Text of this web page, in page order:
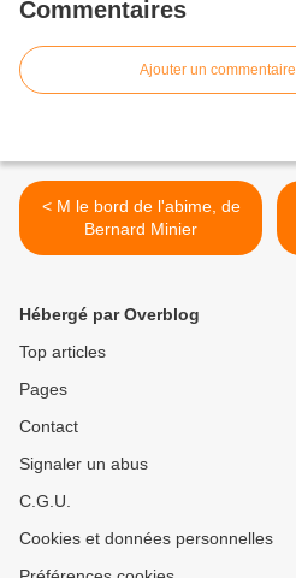
Commentaires
Ajouter un commentaire
< M le bord de l'abime, de
Bernard Minier
Hébergé par Overblog
Top articles
Pages
Contact
Signaler un abus
C.G.U.
Cookies et données personnelles